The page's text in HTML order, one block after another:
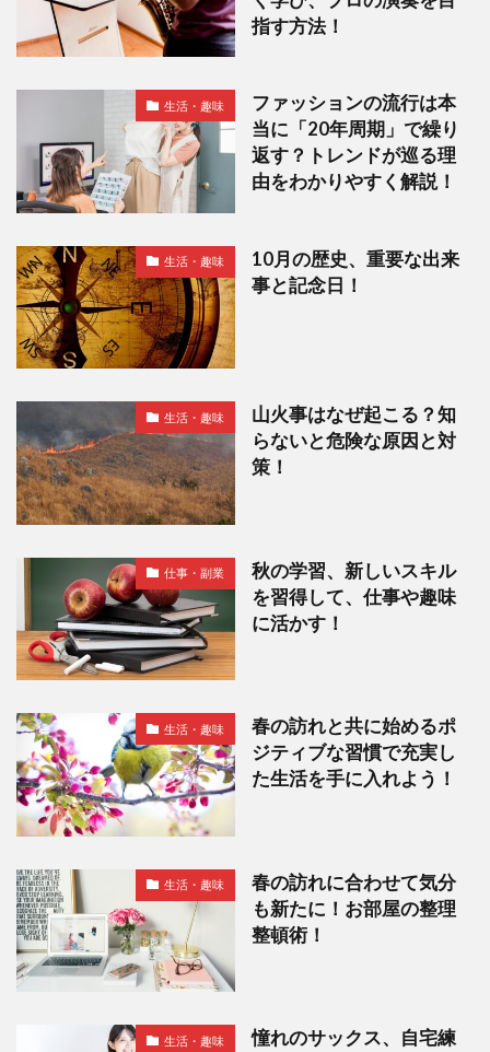
指す方法！
生活・趣味
ファッションの流行は本
当に「20年周期」で繰り
返す？トレンドが巡る理
由をわかりやすく解説！
生活・趣味
10月の歴史、重要な出来
事と記念日！
生活・趣味
山火事はなぜ起こる？知
らないと危険な原因と対
策！
仕事・副業
秋の学習、新しいスキル
を習得して、仕事や趣味
に活かす！
生活・趣味
春の訪れと共に始めるポ
ジティブな習慣で充実し
た生活を手に入れよう！
生活・趣味
春の訪れに合わせて気分
も新たに！お部屋の整理
整頓術！
生活・趣味
憧れのサックス、自宅練